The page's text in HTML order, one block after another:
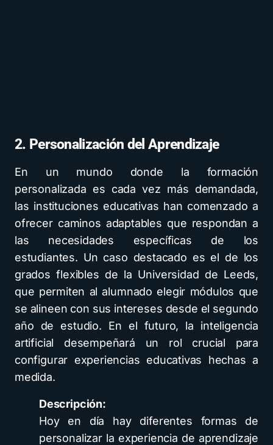
2. Personalización del Aprendizaje
En un mundo donde la formación
personalizada es cada vez más demandada,
las instituciones educativas han comenzado a
ofrecer caminos adaptables que respondan a
las necesidades específicas de los
estudiantes. Un caso destacado es el de los
grados flexibles de la Universidad de Leeds,
que permiten al alumnado elegir módulos que
se alineen con sus intereses desde el segundo
año de estudio. En el futuro, la inteligencia
artificial desempeñará un rol crucial para
configurar experiencias educativas hechas a
medida.
Descripción:
Hoy en día hay diferentes formas de
personalizar la experiencia de aprendizaje